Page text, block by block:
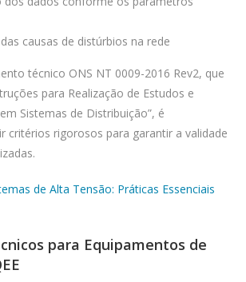
causas de distúrbios na rede
técnico ONS NT 0009-2016 Rev2, que
para Realização de Estudos e
Sistemas de Distribuição”, é
critérios rigorosos para garantir a validade
de Alta Tensão: Práticas Essenciais
para Equipamentos de